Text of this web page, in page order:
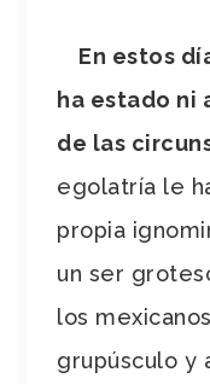
En estos
ha estado ni
de las
egolatría le
propia
un ser
los
grupúsculo y